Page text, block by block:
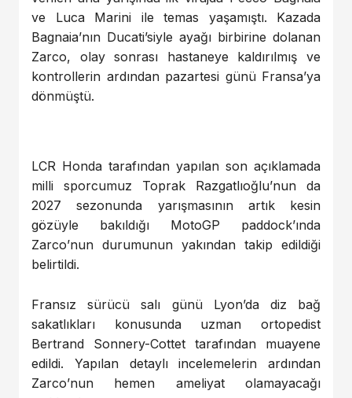
ve Luca Marini ile temas yaşamıştı. Kazada
Bagnaia’nın Ducati’siyle ayağı birbirine dolanan
Zarco, olay sonrası hastaneye kaldırılmış ve
kontrollerin ardından pazartesi günü Fransa’ya
dönmüştü.
LCR Honda tarafından yapılan son açıklamada
milli sporcumuz Toprak Razgatlıoğlu’nun da
2027 sezonunda yarışmasının artık kesin
gözüyle bakıldığı MotoGP paddock’ında
Zarco’nun durumunun yakından takip edildiği
belirtildi.
Fransız sürücü salı günü Lyon’da diz bağ
sakatlıkları konusunda uzman ortopedist
Bertrand Sonnery-Cottet tarafından muayene
edildi. Yapılan detaylı incelemelerin ardından
Zarco’nun hemen ameliyat olamayacağı